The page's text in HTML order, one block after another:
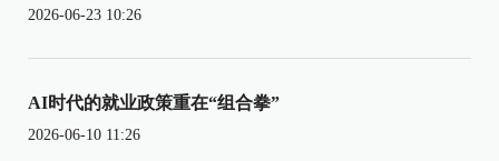
2026-06-23 10:26
AI时代的就业政策重在“组合拳”
2026-06-10 11:26